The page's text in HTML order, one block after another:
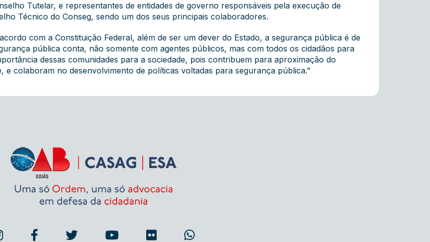
Tutelar, e representantes de entidades de governo responsáveis pela execução de
Técnico do Conseg, sendo um dos seus principais colaboradores.
com a Constituição Federal, além de ser um dever do Estado, a segurança pública é de
pública conta, não somente com agentes públicos, mas com todos os cidadãos para
dessas comunidades para a sociedade, pois contribuem para aproximação do
e colaboram no desenvolvimento de políticas voltadas para segurança pública. ”